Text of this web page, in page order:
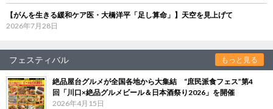
【がんを生きる緩和ケア医・大橋洋平「足し算命」】天空を見上げて
2026年7月28日
フェスティバル もっと見る
絶品屋台グルメが全国各地から大集結 “庶民派食フェス”第4
回「川口×絶品グルメビール＆日本酒祭り2026」を開催
2026年4月15日